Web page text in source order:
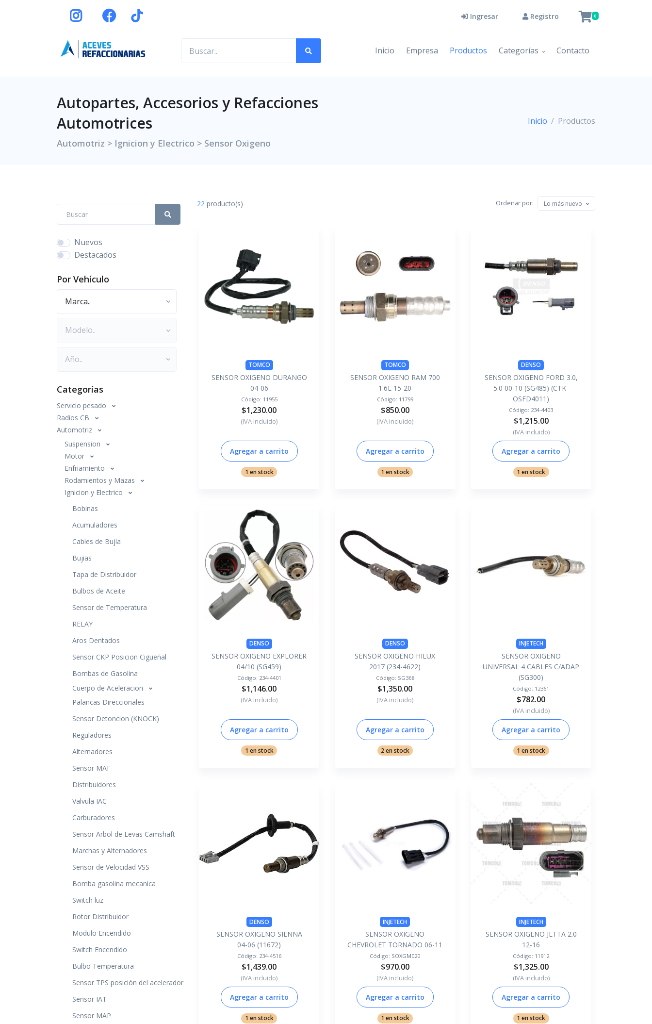
Ingresar Registro 0
Inicio Empresa Productos Categorías Contacto
Autopartes, Accesorios y Refacciones
Automotrices
Automotriz > Ignicion y Electrico > Sensor Oxigeno
Inicio Productos
Nuevos
Destacados
Por Vehículo
Categorías
Servicio pesado
Radios CB
Automotriz
Suspension
Motor
Enfriamiento
Rodamientos y Mazas
Ignicion y Electrico
Bobinas
Acumuladores
Cables de Bujía
Bujias
Tapa de Distribuidor
Bulbos de Aceite
Sensor de Temperatura
RELAY
Aros Dentados
Sensor CKP Posicion Cigueñal
Bombas de Gasolina
Cuerpo de Aceleracion
Palancas Direccionales
Sensor Detoncion (KNOCK)
Reguladores
Alternadores
Sensor MAF
Distribuidores
Valvula IAC
Carburadores
Sensor Arbol de Levas Camshaft
Marchas y Alternadores
Sensor de Velocidad VSS
Bomba gasolina mecanica
Switch luz
Rotor Distribuidor
Modulo Encendido
Switch Encendido
Bulbo Temperatura
Sensor TPS posición del acelerador
Sensor IAT
Sensor MAP
22 producto(s) Ordenar por: Lo más nuevo
TOMCO
SENSOR OXIGENO DURANGO
04-06
Código: 11955
$1,230.00
(IVA incluido)
Agregar a carrito
1 en stock
TOMCO
SENSOR OXIGENO RAM 700
1.6L 15-20
Código: 11799
$850.00
(IVA incluido)
Agregar a carrito
1 en stock
DENSO
SENSOR OXIGENO FORD 3.0,
5.0 00-10 (SG485) (CTK-
OSFD4011)
Código: 234-4403
$1,215.00
(IVA incluido)
Agregar a carrito
1 en stock
DENSO
SENSOR OXIGENO EXPLORER
04/10 (SG459)
Código: 234-4401
$1,146.00
(IVA incluido)
Agregar a carrito
1 en stock
DENSO
SENSOR OXIGENO HILUX
2017 (234-4622)
Código: SG368
$1,350.00
(IVA incluido)
Agregar a carrito
2 en stock
INJETECH
SENSOR OXIGENO
UNIVERSAL 4 CABLES C/ADAP
(SG300)
Código: 12361
$782.00
(IVA incluido)
Agregar a carrito
1 en stock
DENSO
SENSOR OXIGENO SIENNA
04-06 (11672)
Código: 234-4516
$1,439.00
(IVA incluido)
Agregar a carrito
1 en stock
INJETECH
SENSOR OXIGENO
CHEVROLET TORNADO 06-11
Código: SOXGM020
$970.00
(IVA incluido)
Agregar a carrito
1 en stock
INJETECH
SENSOR OXIGENO JETTA 2.0
12-16
Código: 11912
$1,325.00
(IVA incluido)
Agregar a carrito
1 en stock